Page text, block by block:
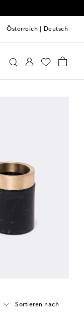
Österreich Deutsch
Sortieren nach